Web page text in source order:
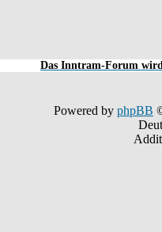
Das Inntram-Forum
Powered by phpBB